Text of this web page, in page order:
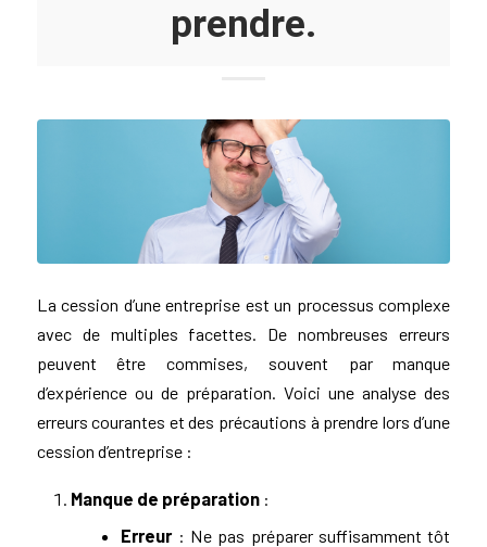
prendre.
La cession d’une entreprise est un processus complexe
avec de multiples facettes. De nombreuses erreurs
peuvent être commises, souvent par manque
d’expérience ou de préparation. Voici une analyse des
erreurs courantes et des précautions à prendre lors d’une
cession d’entreprise :
Manque de préparation:
Erreur: Ne pas préparer suffisamment tôt